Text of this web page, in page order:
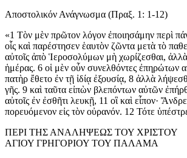
Αποστολικόν Ανάγνωσμα (Πραξ. 1: 1-12)
«1 Τὸν μὲν πρῶτον λόγον ἐποιησάμην περὶ
οἷς καὶ παρέστησεν ἑαυτὸν ζῶντα μετὰ τὸ
αὐτοῖς ἀπὸ Ἱεροσολύμων μὴ χωρίζεσθαι,
ἡμέρας. 6 οἱ μὲν οὖν συνελθόντες ἐπηρώτων
πατὴρ ἔθετο ἐν τῇ ἰδίᾳ ἐξουσίᾳ, 8 ἀλλὰ
γῆς. 9 καὶ ταῦτα εἰπὼν βλεπόντων αὐτῶν
αὐτοῖς ἐν ἐσθῆτι λευκῇ, 11 οἳ καὶ εἶπον·
πορευόμενον εἰς τὸν οὐρανόν. 12 Τότε
ΠΕΡΙ ΤΗΣ ΑΝΑΛΗΨΕΩΣ ΤΟΥ ΧΡΙΣΤΟΥ
ΑΓΙΟΥ ΓΡΗΓΟΡΙΟΥ ΤΟΥ ΠΑΛΑΜΑ